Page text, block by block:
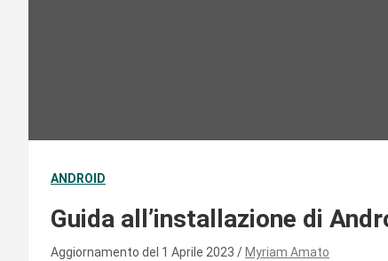
ANDROID
Guida all’installazione di
Aggiornamento del 1 Aprile 2023 Myriam Amato